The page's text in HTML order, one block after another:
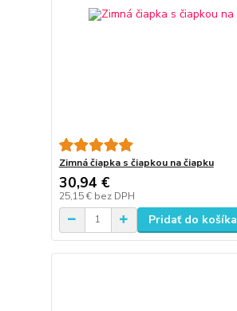
Zimná čiapka s čiapkou na čiapku
30,94 €
25,15 € bez DPH
Pridať do košíka